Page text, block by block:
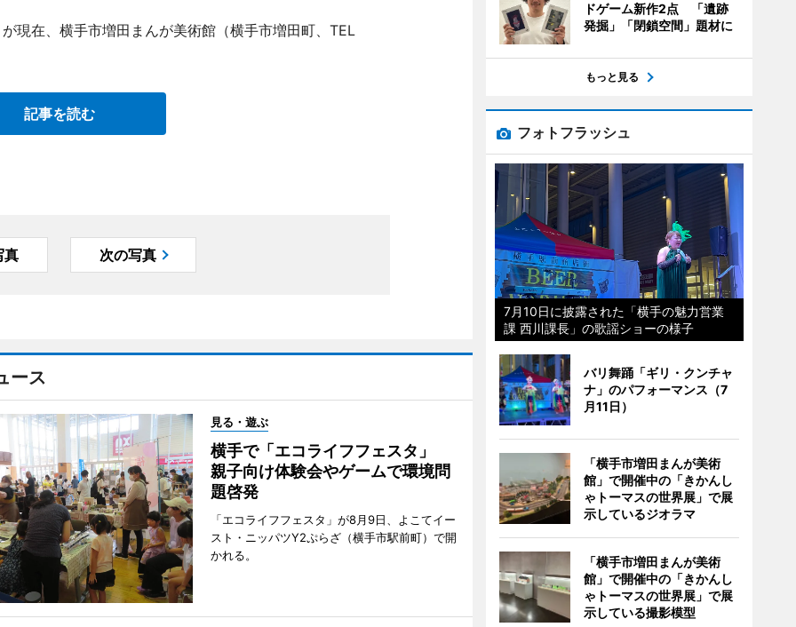
現在、横手市増田まんが美術館（横手市増田町、TEL
記事を読む
真 次の写真
ース
見る・遊ぶ
横手で「エコライフフェスタ」
親子向け体験会やゲームで環境問
題啓発
「エコライフフェスタ」が8月9日、よこてイー
スト・ニッパツY2ぷらざ（横手市駅前町）で開
かれる。
ドゲーム新作2点 「遺跡
発掘」「閉鎖空間」題材に
もっと見る
フォトフラッシュ
7月10日に披露された「横手の魅力営業
課 西川課長」の歌謡ショーの様子
バリ舞踊「ギリ・クンチャ
ナ」のパフォーマンス（7
月11日）
「横手市増田まんが美術
館」で開催中の「きかんし
ゃトーマスの世界展」で展
示しているジオラマ
「横手市増田まんが美術
館」で開催中の「きかんし
ゃトーマスの世界展」で展
示している撮影模型